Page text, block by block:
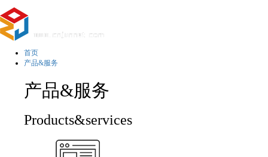
首页
产品&服务
产品&服务
Products&services